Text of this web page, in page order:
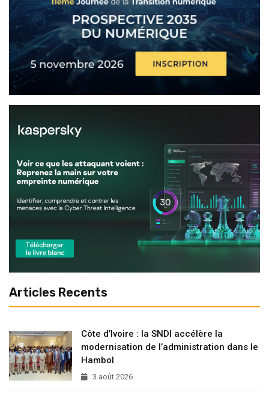
Articles Recents
Côte d’Ivoire : la SNDI accélère la
modernisation de l’administration dans le
Hambol
3 août 2026